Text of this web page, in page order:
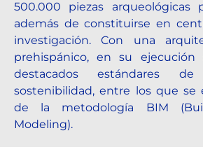
500.000 piezas arqueológicas
además de constituirse en
investigación. Con una
prehispánico, en su ejecución
destacados estándares
sostenibilidad, entre los que se
de la metodología BIM
Modeling).